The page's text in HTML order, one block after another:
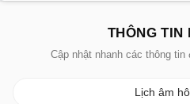
THÔNG TIN
Cập nhật nhanh các thông
Lịch âm